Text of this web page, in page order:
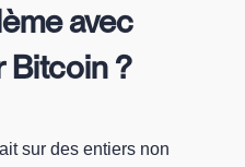
avec
Bitcoin ?
sur des entiers non